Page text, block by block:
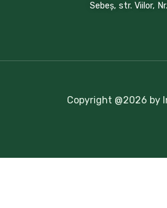
Sebeș, str. Viilor,
Copyright @2026 by